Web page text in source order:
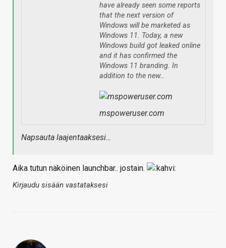
have already seen some reports
that the next version of
Windows will be marketed as
Windows 11. Today, a new
Windows build got leaked online
and it has confirmed the
Windows 11 branding. In
addition to the new…
mspoweruser.com
Napsauta laajentaaksesi…
Aika tutun näköinen launchbar.. jostain.
Kirjaudu sisään vastataksesi